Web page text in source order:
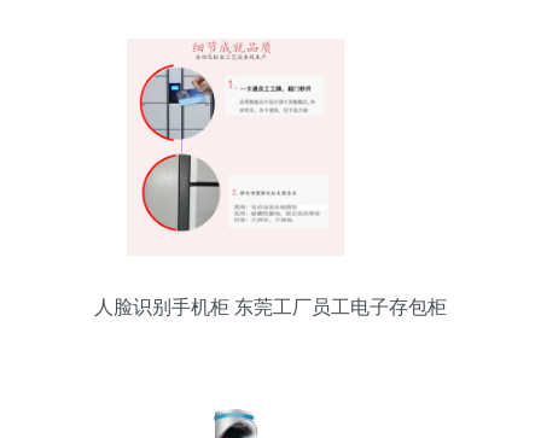
人脸识别手机柜 东莞工厂员工电子存包柜